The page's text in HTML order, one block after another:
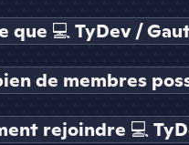
que 💻 TyDev /
de membres
rejoindre 💻